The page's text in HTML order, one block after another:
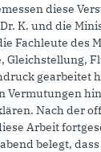
diese
K. und die
Fachleute des
Gleichstellung,
gearbeitet
Vermutungen
Nach der
Arbeit
belegt,